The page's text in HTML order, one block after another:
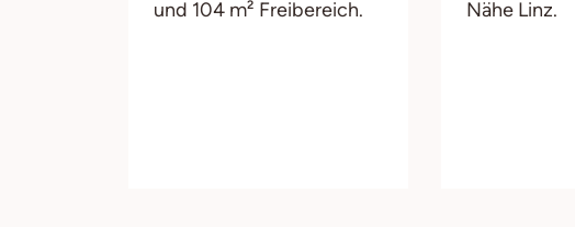
und 104 m² Freibereich.
Nähe Linz.